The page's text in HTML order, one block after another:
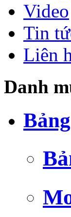
Video
Tin
Liên
Danh